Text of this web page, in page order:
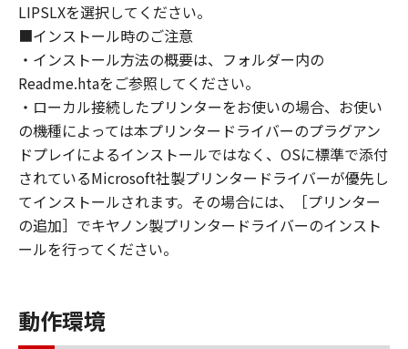
２．制限
(1) お客様は、再使用許諾、譲渡、販売、頒
布、リースもしくは貸与その他の方法により、
第三者に「本ソフトウェア」を使用させること
はできません。
(2) お客様は、「本ソフトウェア」の全部また
は一部を修正、改変、逆コンパイル、逆アセン
ブル、その他リバースエンジニアリング等する
ことはできません。また第三者にこのような行
為をさせてはなりません。
ノンまたはキヤノンのライセンサーの著作権表
示を変更し、除去しもしくは削除してはなりま
LIPSLXを選択してください。
■インストール時のご注意
・インストール方法の概要は、フォルダー内の
Readme.htaをご参照してください。
・ローカル接続したプリンターをお使いの場合、お使い
の機種によっては本プリンタードライバーのプラグアン
ドプレイによるインストールではなく、OSに標準で添付
されているMicrosoft社製プリンタードライバーが優先し
てインストールされます。その場合には、［プリンター
の追加］でキヤノン製プリンタードライバーのインスト
ールを行ってください。
動作環境